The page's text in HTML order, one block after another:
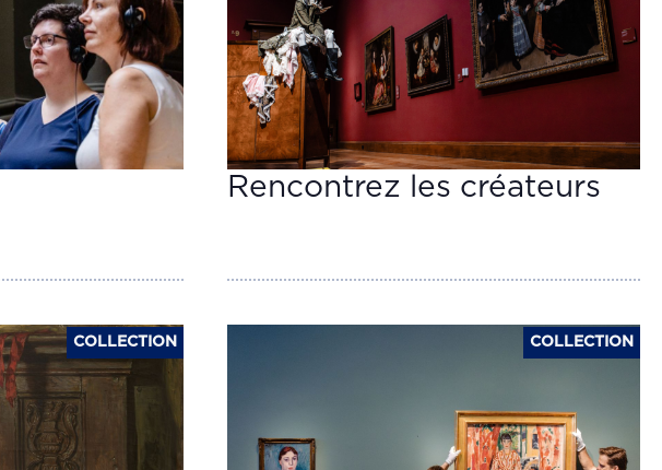
Rencontrez les créateurs
COLLECTION COLLECTION